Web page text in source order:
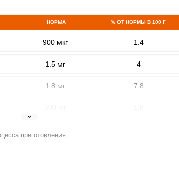
НОРМА % ОТ НОРМЫ В 100 Г
900 мкг 1.4
1.5 мг 4
1.8 мг 7.8
приготовления.